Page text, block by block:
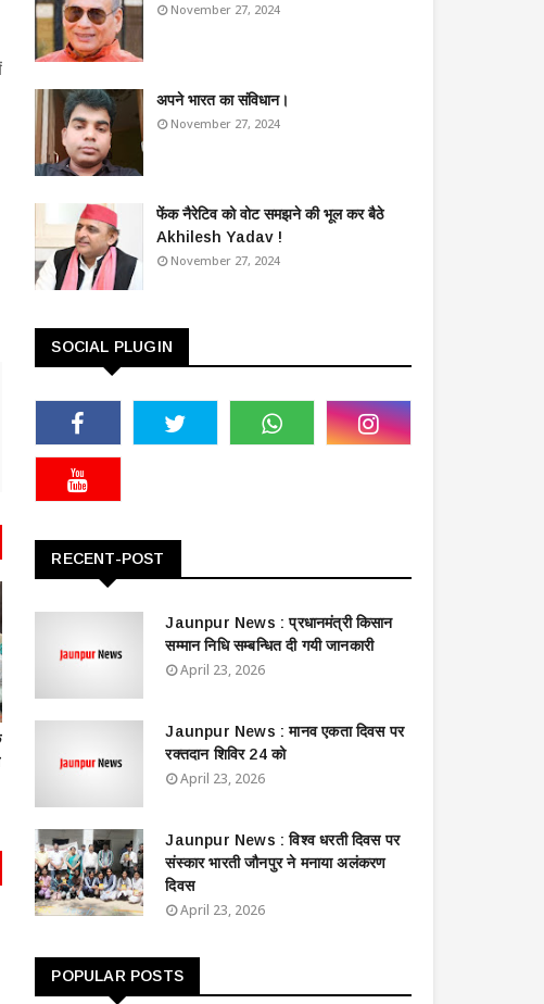
November 27, 2024
अपने भारत का संविधान।
November 27, 2024
फेंक नैरेटिव को वोट समझने की भूल कर बैठे
Akhilesh Yadav !
November 27, 2024
SOCIAL PLUGIN
RECENT-POST
Jaunpur News : ​प्रधानमंत्री किसान
सम्मान निधि सम्बन्धित दी गयी जानकारी
April 23, 2026
Jaunpur News : ​मानव एकता दिवस पर
रक्तदान शिविर 24 को
April 23, 2026
Jaunpur News : विश्व धरती दिवस पर
संस्कार भारती जौनपुर ने मनाया अलंकरण
दिवस
April 23, 2026
POPULAR POSTS